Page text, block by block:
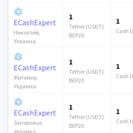
ECashExpert
Николаев,
Украина
1
Tether (USDT)
BEP20
1
Cash
ECashExpert
Житомир,
Украина
1
Tether (USDT)
BEP20
1
Cash
ECashExpert
Запорожье,
Украина
1
Tether (USDT)
BEP20
1
Cash